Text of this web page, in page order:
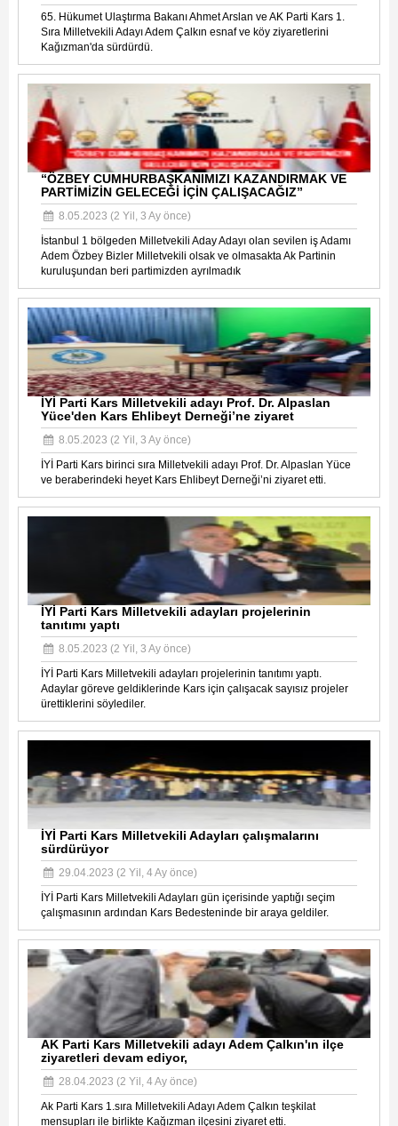
65. Hükumet Ulaştırma Bakanı Ahmet Arslan ve AK Parti Kars 1.
Sıra Milletvekili Adayı Adem Çalkın esnaf ve köy ziyaretlerini
Kağızman'da sürdürdü.
“ÖZBEY CUMHURBAŞKANIMIZI KAZANDIRMAK VE
PARTİMİZİN GELECEĞİ İÇİN ÇALIŞACAĞIZ”
8.05.2023 (2 Yil, 3 Ay önce)
İstanbul 1 bölgeden Milletvekili Aday Adayı olan sevilen iş Adamı
Adem Özbey Bizler Milletvekili olsak ve olmasakta Ak Partinin
kuruluşundan beri partimizden ayrılmadık
İYİ Parti Kars Milletvekili adayı Prof. Dr. Alpaslan
Yüce'den Kars Ehlibeyt Derneği’ne ziyaret
8.05.2023 (2 Yil, 3 Ay önce)
İYİ Parti Kars birinci sıra Milletvekili adayı Prof. Dr. Alpaslan Yüce
ve beraberindeki heyet Kars Ehlibeyt Derneği’ni ziyaret etti.
İYİ Parti Kars Milletvekili adayları projelerinin
tanıtımı yaptı
8.05.2023 (2 Yil, 3 Ay önce)
İYİ Parti Kars Milletvekili adayları projelerinin tanıtımı yaptı.
Adaylar göreve geldiklerinde Kars için çalışacak sayısız projeler
ürettiklerini söylediler.
İYİ Parti Kars Milletvekili Adayları çalışmalarını
sürdürüyor
29.04.2023 (2 Yil, 4 Ay önce)
İYİ Parti Kars Milletvekili Adayları gün içerisinde yaptığı seçim
çalışmasının ardından Kars Bedesteninde bir araya geldiler.
AK Parti Kars Milletvekili adayı Adem Çalkın'ın ilçe
ziyaretleri devam ediyor,
28.04.2023 (2 Yil, 4 Ay önce)
Ak Parti Kars 1.sıra Milletvekili Adayı Adem Çalkın teşkilat
mensupları ile birlikte Kağızman ilçesini ziyaret etti.